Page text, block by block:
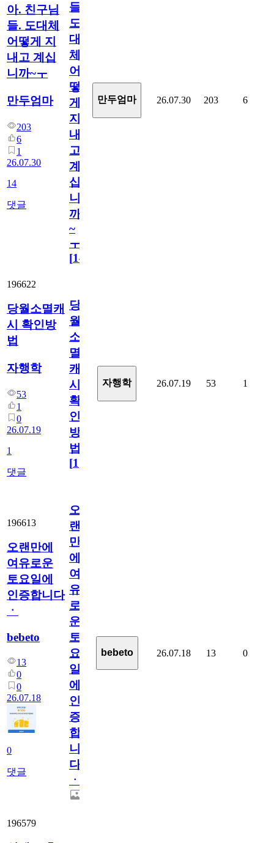
아. 친구님
들. 도대체
어떻게 지
내고 계십
니까~ㅜ
만두엄마
203
6
1
26.07.30
14
댓글
들.
도
대
체
어
떻
게
지
내
고
계
십
니
까
~
ㅜ
[14
만두엄마 26.07.30 203 6
196622
당월소멸캐
시 확인방
법
자행학
53
1
0
26.07.19
1
댓글
당
월
소
멸
캐
시
확
인
방
법
[1]
자행학 26.07.19 53 1
196613
오랜만에
여유로운
토요일에
인증합니다
ㆍ
bebeto
13
0
0
26.07.18
0
댓글
오
랜
만
에
여
유
로
운
토
요
일
에
인
증
합
니
다
ㆍ
bebeto 26.07.18 13 0
196579